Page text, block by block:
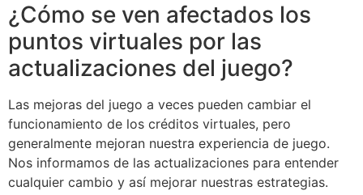
¿Cómo se ven afectados los
puntos virtuales por las
actualizaciones del juego?
Las mejoras del juego a veces pueden cambiar el
funcionamiento de los créditos virtuales, pero
generalmente mejoran nuestra experiencia de juego.
Nos informamos de las actualizaciones para entender
cualquier cambio y así mejorar nuestras estrategias.